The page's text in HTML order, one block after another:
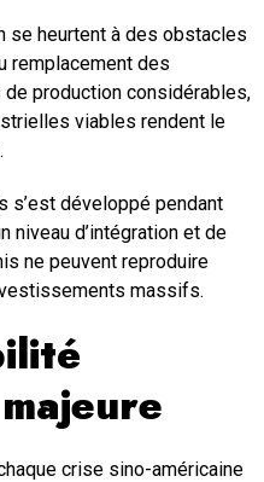
se heurtent à des obstacles
remplacement des
production considérables,
viables rendent le
s’est développé pendant
niveau d’intégration et de
ne peuvent reproduire
massifs.
crise sino-américaine